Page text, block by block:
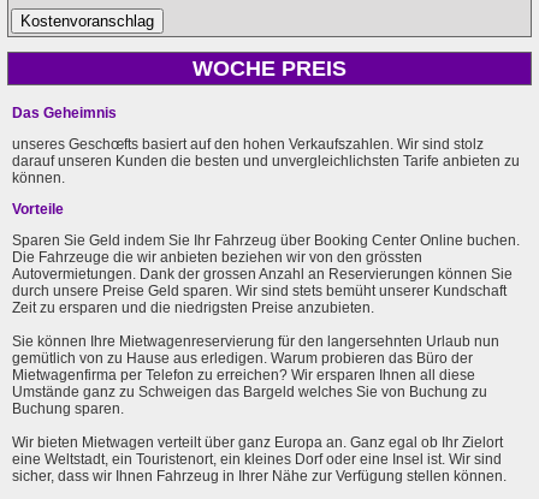
WOCHE PREIS
Das Geheimnis
unseres Geschœfts basiert auf den hohen Verkaufszahlen. Wir sind stolz
darauf unseren Kunden die besten und unvergleichlichsten Tarife anbieten zu
können.
Vorteile
Sparen Sie Geld indem Sie Ihr Fahrzeug über Booking Center Online buchen.
Die Fahrzeuge die wir anbieten beziehen wir von den grössten
Autovermietungen. Dank der grossen Anzahl an Reservierungen können Sie
durch unsere Preise Geld sparen. Wir sind stets bemüht unserer Kundschaft
Zeit zu ersparen und die niedrigsten Preise anzubieten.
Sie können Ihre Mietwagenreservierung für den langersehnten Urlaub nun
gemütlich von zu Hause aus erledigen. Warum probieren das Büro der
Mietwagenfirma per Telefon zu erreichen? Wir ersparen Ihnen all diese
Umstände ganz zu Schweigen das Bargeld welches Sie von Buchung zu
Buchung sparen.
Wir bieten Mietwagen verteilt über ganz Europa an. Ganz egal ob Ihr Zielort
eine Weltstadt, ein Touristenort, ein kleines Dorf oder eine Insel ist. Wir sind
sicher, dass wir Ihnen Fahrzeug in Ihrer Nähe zur Verfügung stellen können.